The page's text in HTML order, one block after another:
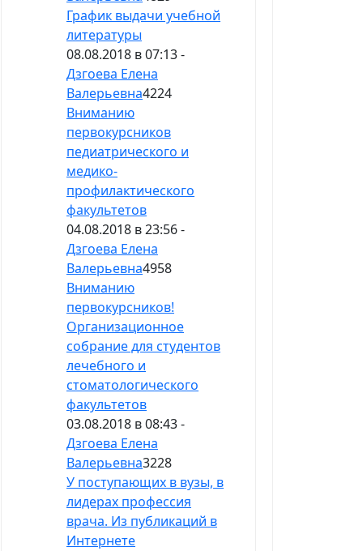
График выдачи учебной
литературы
08.08.2018 в 07:13 -
Дзгоева Елена
Валерьевна4224
Вниманию
первокурсников
педиатрического и
медико-
профилактического
факультетов
04.08.2018 в 23:56 -
Дзгоева Елена
Валерьевна4958
Вниманию
первокурсников!
Организационное
собрание для студентов
лечебного и
стоматологического
факультетов
03.08.2018 в 08:43 -
Дзгоева Елена
Валерьевна3228
У поступающих в вузы, в
лидерах профессия
врача. Из публикаций в
Интернете